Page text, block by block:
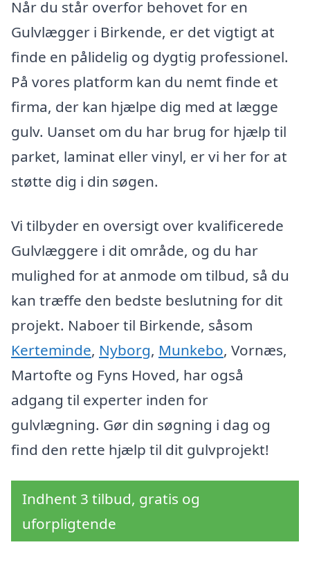
Når du står overfor behovet for en
Gulvlægger i Birkende, er det vigtigt at
finde en pålidelig og dygtig professionel.
På vores platform kan du nemt finde et
firma, der kan hjælpe dig med at lægge
gulv. Uanset om du har brug for hjælp til
parket, laminat eller vinyl, er vi her for at
støtte dig i din søgen.
Vi tilbyder en oversigt over kvalificerede
Gulvlæggere i dit område, og du har
mulighed for at anmode om tilbud, så du
kan træffe den bedste beslutning for dit
projekt. Naboer til Birkende, såsom
Kerteminde, Nyborg, Munkebo, Vornæs,
Martofte og Fyns Hoved, har også
adgang til experter inden for
gulvlægning. Gør din søgning i dag og
find den rette hjælp til dit gulvprojekt!
Indhent 3 tilbud, gratis og
uforpligtende